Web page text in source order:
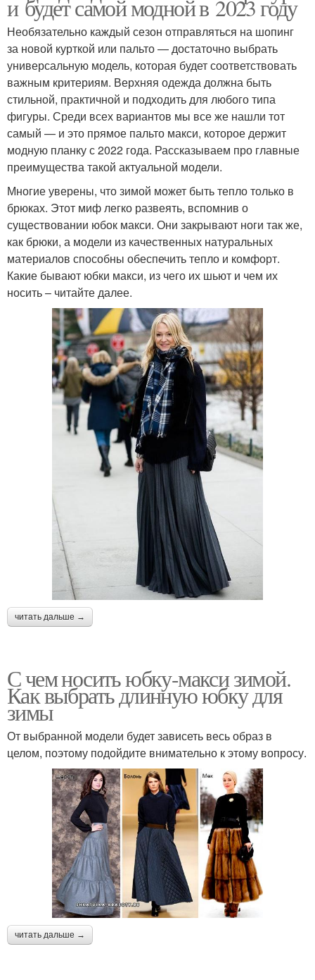
и будет самой модной в 2023 году
Необязательно каждый сезон отправляться на шопинг
за новой курткой или пальто — достаточно выбрать
универсальную модель, которая будет соответствовать
важным критериям. Верхняя одежда должна быть
стильной, практичной и подходить для любого типа
фигуры. Среди всех вариантов мы все же нашли тот
самый — и это прямое пальто макси, которое держит
модную планку с 2022 года. Рассказываем про главные
преимущества такой актуальной модели.
Многие уверены, что зимой может быть тепло только в
брюках. Этот миф легко развеять, вспомнив о
существовании юбок макси. Они закрывают ноги так же,
как брюки, а модели из качественных натуральных
материалов способны обеспечить тепло и комфорт.
Какие бывают юбки макси, из чего их шьют и чем их
носить – читайте далее.
читать дальше →
С чем носить юбку-макси зимой.
Как выбрать длинную юбку для
зимы
От выбранной модели будет зависеть весь образ в
целом, поэтому подойдите внимательно к этому вопросу.
читать дальше →